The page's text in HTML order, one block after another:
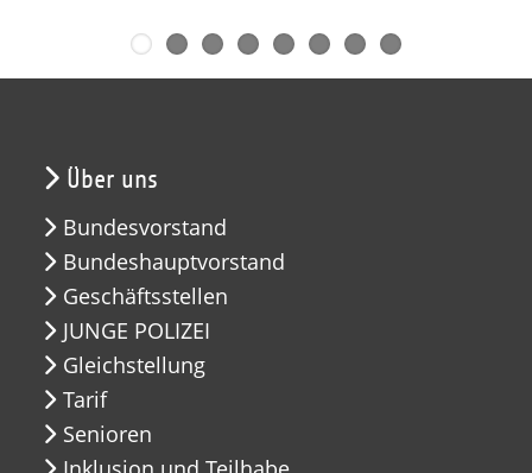
Über uns
Bundesvorstand
Bundeshauptvorstand
Geschäftsstellen
JUNGE POLIZEI
Gleichstellung
Tarif
Senioren